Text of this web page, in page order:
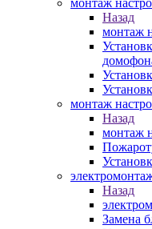
Назад
монтаж
монтаж
Назад
монтаж
Назад
Замена